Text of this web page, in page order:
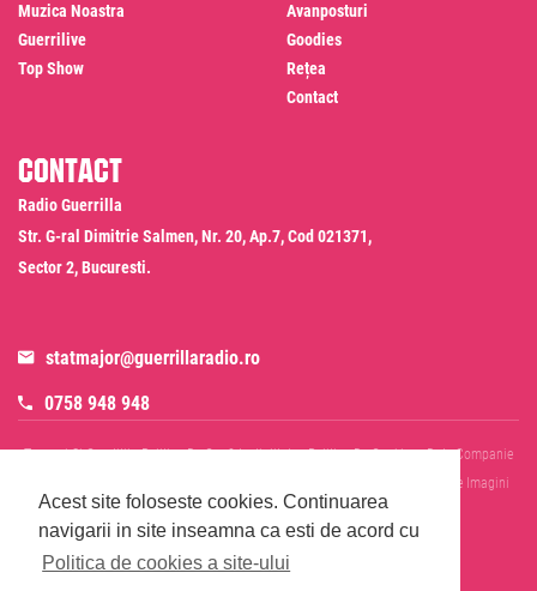
Acest site foloseste cookies. Continuarea
navigarii in site inseamna ca esti de acord cu
Politica de cookies a site-ului
Muzica Noastra
Guerrilive
Top Show
Avanposturi
Goodies
Rețea
Contact
Contact
Radio Guerrilla
Str. G-ral Dimitrie Salmen, Nr. 20, Ap.7, Cod 021371,
Sector 2, Bucuresti.
statmajor@guerrillaradio.ro
0758 948 948
Termeni Si Conditii Politica De Confidentialitate Politica De Cookies
Date Companie
Informare Prelucrare Imagini
Evenimente
Cod Deontologic